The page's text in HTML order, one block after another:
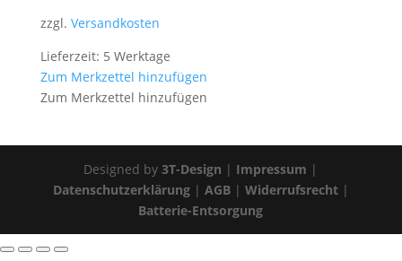
zzgl. Versandkosten
Lieferzeit: 5 Werktage
Zum Merkzettel hinzufügen
Zum Merkzettel hinzufügen
Designed by3T-Design | Impressum |
Datenschutzerklärung| AGB| Widerrufsrecht|
Batterie-Entsorgung